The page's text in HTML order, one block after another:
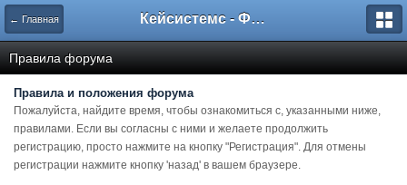
← Главная Кейсистемс - Форумы
Правила форума
Правила и положения форума
Пожалуйста, найдите время, чтобы ознакомиться с, указанными ниже,
правилами. Если вы согласны с ними и желаете продолжить
регистрацию, просто нажмите на кнопку "Регистрация". Для отмены
регистрации нажмите кнопку 'назад' в вашем браузере.